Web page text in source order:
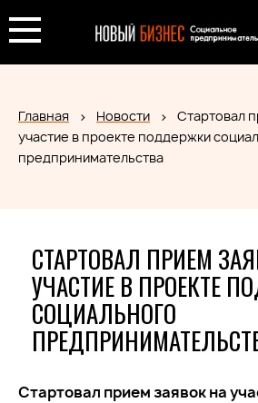
Главная Новости
Стартовал
участие в проекте поддержки
предпринимательства
СТАРТОВАЛ ПРИЕМ
УЧАСТИЕ В ПРОЕКТЕ
СОЦИАЛЬНОГО
Стартовал прием заявок на